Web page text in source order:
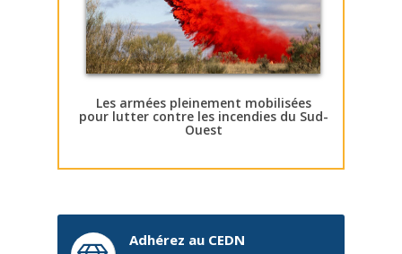
Les armées pleinement mobilisées
pour lutter contre les incendies du Sud-
Ouest
Adhérez au CEDN